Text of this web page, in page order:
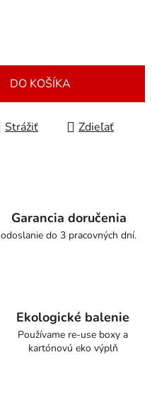
DO KOŠÍKA
Strážiť Zdieľať
Garancia doručenia
odoslanie do 3 pracovných dní.
Ekologické balenie
Používame re-use boxy a
kartónovú eko výplň